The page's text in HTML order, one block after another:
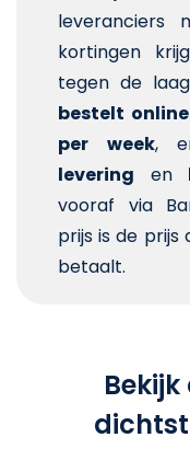
leveranciers
kortingen
tegen de
bestelt
per week,
levering en
vooraf via
prijs is de prijs
betaalt.